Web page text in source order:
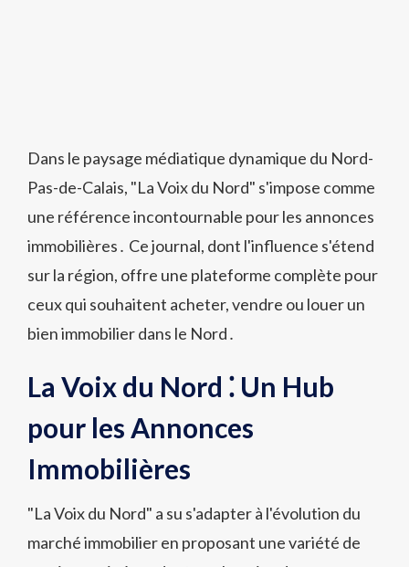
Dans le paysage médiatique dynamique du Nord-
Pas-de-Calais, "La Voix du Nord" s'impose comme
une référence incontournable pour les annonces
immobilières․ Ce journal, dont l'influence s'étend
sur la région, offre une plateforme complète pour
ceux qui souhaitent acheter, vendre ou louer un
bien immobilier dans le Nord․
La Voix du Nord ⁚ Un Hub
pour les Annonces
Immobilières
"La Voix du Nord" a su s'adapter à l'évolution du
marché immobilier en proposant une variété de